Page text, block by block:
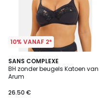
10% VANAF 2*
SANS COMPLEXE
BH zonder beugels Katoen van
Arum
26.50 €
3.9
/ 5
2
Kleuren